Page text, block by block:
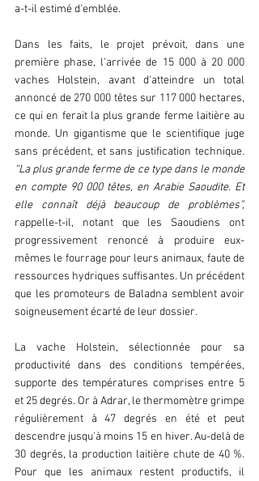
a-t-il estimé d'emblée.
Dans les faits, le projet prévoit, dans une
première phase, l'arrivée de 15 000 à 20 000
vaches Holstein, avant d'atteindre un total
annoncé de 270 000 têtes sur 117 000 hectares,
ce qui en ferait la plus grande ferme laitière au
monde. Un gigantisme que le scientifique juge
“La plus grande ferme de ce type dans le monde
en compte 90 000 têtes, en Arabie Saoudite. Et
elle connaît déjà beaucoup de problèmes”,
rappelle-t-il, notant que les Saoudiens ont
progressivement renoncé à produire eux-
mêmes le fourrage pour leurs animaux, faute de
ressources hydriques suffisantes. Un précédent
que les promoteurs de Baladna semblent avoir
soigneusement écarté de leur dossier.
La vache Holstein, sélectionnée pour sa
productivité dans des conditions tempérées,
supporte des températures comprises entre 5
et 25 degrés. Or à Adrar, le thermomètre grimpe
régulièrement à 47 degrés en été et peut
descendre jusqu'à moins 15 en hiver. Au-delà de
30 degrés, la production laitière chute de 40 %.
Pour que les animaux restent productifs, il